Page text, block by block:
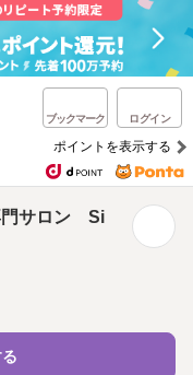
ブックマーク ログイン
ポイントを表示する
門サロン Si